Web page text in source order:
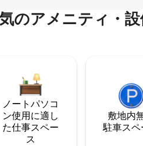
のアメニティ・
ノートパソコ
ン使用に適し
た仕事スペー
ス
敷地内
駐⁠車ス⁠ペ⁠